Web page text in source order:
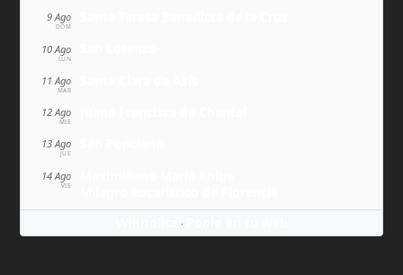
9 Ago
DOM
10 Ago
LUN
11 Ago
MAR
12 Ago
MIÉ
13 Ago
JUE
14 Ago
VIE
·